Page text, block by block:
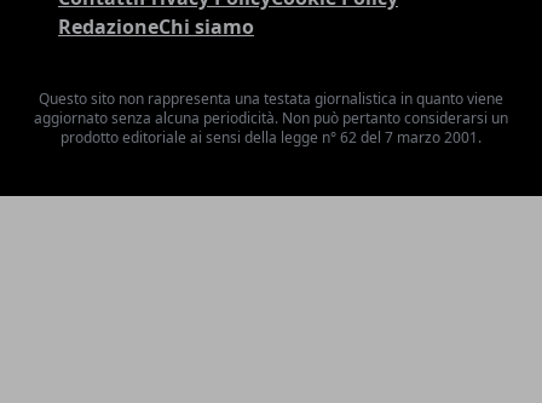
RedazioneChi siamo
Questo sito non rappresenta una testata giornalistica in quanto viene
aggiornato senza alcuna periodicità. Non può pertanto considerarsi un
prodotto editoriale ai sensi della legge n° 62 del 7 marzo 2001.